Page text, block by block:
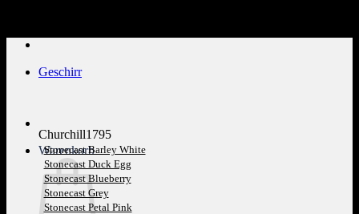
Warenkorb
Geschirr
Churchill1795
Stonecast Barley White
Stonecast Duck Egg
Stonecast Blueberry
Stonecast Grey
Stonecast Petal Pink